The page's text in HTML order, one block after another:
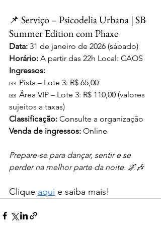
📌 Serviço – Psicodelia Urbana | SB
Summer Edition com Phaxe
Data: 31 de janeiro de 2026 (sábado)
Horário: A partir das 22h Local: CAOS
Ingressos:
🎫 Pista – Lote 3: R$ 65,00
🎫 Área VIP – Lote 3: R$ 110,00 (valores
sujeitos a taxas)
Classificação: Consulte a organização
Venda de ingressos: Online
Prepare-se para dançar, sentir e se
perder na melhor parte da noite. 🌌🎶
Clique aqui e saiba mais!